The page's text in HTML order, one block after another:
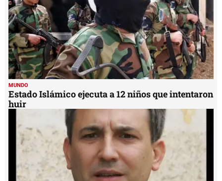
MUNDO
Estado Islámico ejecuta a 12 niños que intentaron
huir